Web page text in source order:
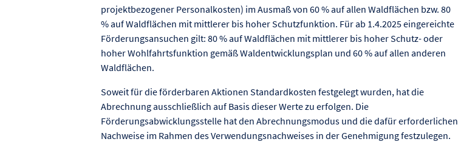
projektbezogener Personalkosten) im Ausmaß von 60 % auf allen Waldflächen bzw. 80
% auf Waldflächen mit mittlerer bis hoher Schutzfunktion. Für ab 1.4.2025 eingereichte
Förderungsansuchen gilt: 80 % auf Waldflächen mit mittlerer bis hoher Schutz- oder
hoher Wohlfahrtsfunktion gemäß Waldentwicklungsplan und 60 % auf allen anderen
Waldflächen.
Soweit für die förderbaren Aktionen Standardkosten festgelegt wurden, hat die
Abrechnung ausschließlich auf Basis dieser Werte zu erfolgen. Die
Förderungsabwicklungsstelle hat den Abrechnungsmodus und die dafür erforderlichen
Nachweise im Rahmen des Verwendungsnachweises in der Genehmigung festzulegen.